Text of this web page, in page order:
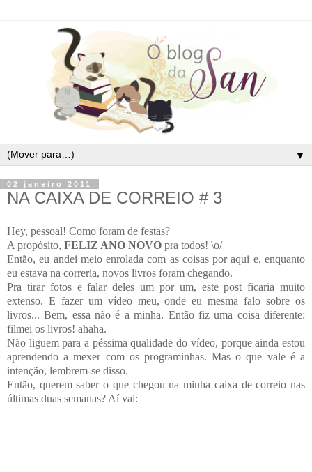
▼
02 janeiro 2011
NA CAIXA DE CORREIO # 3
Hey, pessoal! Como foram de festas?
A propósito, FELIZ ANO NOVO pra todos! \o/
Então, eu andei meio enrolada com as coisas por aqui e, enquanto
eu estava na correria, novos livros foram chegando.
Pra tirar fotos e falar deles um por um, este post ficaria muito
extenso. E fazer um vídeo meu, onde eu mesma falo sobre os
livros... Bem, essa não é a minha. Então fiz uma coisa diferente:
filmei os livros! ahaha.
Não liguem para a péssima qualidade do vídeo, porque ainda estou
aprendendo a mexer com os programinhas. Mas o que vale é a
intenção, lembrem-se disso.
Então, querem saber o que chegou na minha caixa de correio nas
últimas duas semanas? Aí vai: